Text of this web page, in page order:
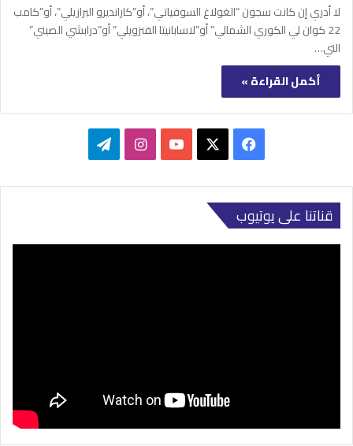
لا أدري إن كانت سجون “الغولاغ السوفياتي”، أو”كارانديرو البرازيلي”، أو”كامب
22 كوان لي الكوري الشمالي” أو”لاسابانيتا الفنزويلي” أو”درابشي الصيني”
التي…
أكمل القراءة »
فيسبوك ‫YouTubeانستقرامتيلقرام
قناتنا على يوتيوب